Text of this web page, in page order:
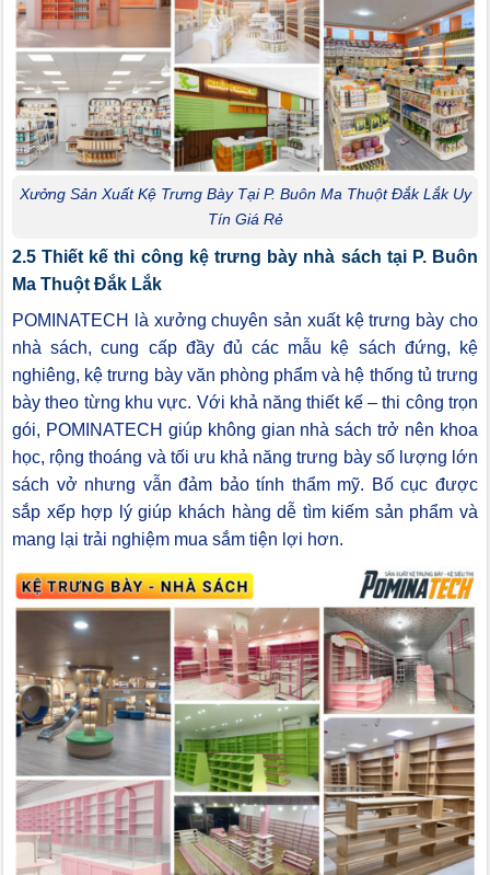
Xưởng Sản Xuất Kệ Trưng Bày Tại P. Buôn Ma Thuột Đắk Lắk Uy
Tín Giá Rẻ
2.5 Thiết kế thi công kệ trưng bày nhà sách tại P. Buôn
Ma Thuột Đắk Lắk
POMINATECH là xưởng chuyên sản xuất kệ trưng bày cho
nhà sách, cung cấp đầy đủ các mẫu kệ sách đứng, kệ
nghiêng, kệ trưng bày văn phòng phẩm và hệ thống tủ trưng
bày theo từng khu vực. Với khả năng thiết kế – thi công trọn
gói, POMINATECH giúp không gian nhà sách trở nên khoa
học, rộng thoáng và tối ưu khả năng trưng bày số lượng lớn
sách vở nhưng vẫn đảm bảo tính thẩm mỹ. Bố cục được
sắp xếp hợp lý giúp khách hàng dễ tìm kiếm sản phẩm và
mang lại trải nghiệm mua sắm tiện lợi hơn.